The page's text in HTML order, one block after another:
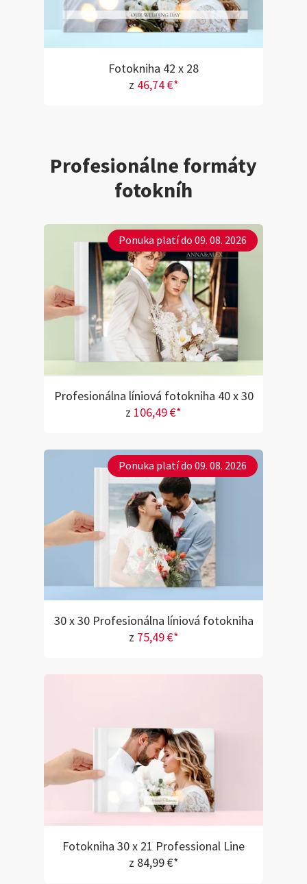
Fotokniha 42 x 28
z 46,74 €*
Profesionálne formáty
fotokníh
Ponuka platí do 09. 08. 2026
Profesionálna líniová fotokniha 40 x 30
z 106,49 €*
Ponuka platí do 09. 08. 2026
30 x 30 Profesionálna líniová fotokniha
z 75,49 €*
Fotokniha 30 x 21 Professional Line
z 84,99 €*